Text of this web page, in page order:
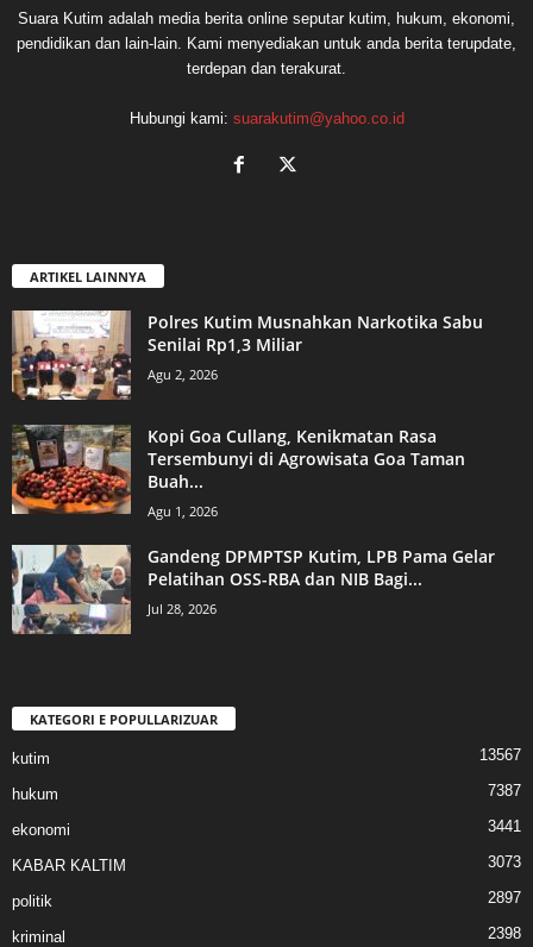
Suara Kutim adalah media berita online seputar kutim, hukum, ekonomi,
pendidikan dan lain-lain. Kami menyediakan untuk anda berita terupdate,
terdepan dan terakurat.
Hubungi kami: suarakutim@yahoo.co.id
ARTIKEL LAINNYA
Polres Kutim Musnahkan Narkotika Sabu
Senilai Rp1,3 Miliar
Agu 2, 2026
Kopi Goa Cullang, Kenikmatan Rasa
Tersembunyi di Agrowisata Goa Taman
Buah...
Agu 1, 2026
Gandeng DPMPTSP Kutim, LPB Pama Gelar
Pelatihan OSS-RBA dan NIB Bagi...
Jul 28, 2026
KATEGORI E POPULLARIZUAR
kutim 13567
hukum 7387
ekonomi 3441
KABAR KALTIM 3073
politik 2897
kriminal 2398